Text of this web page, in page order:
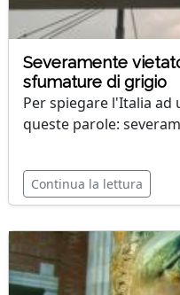
Severamente
sfumature di grigio
Per spiegare l'Italia
queste parole:
Continua la lettura